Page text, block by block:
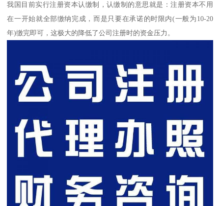
我国目前实行注册资本认缴制，认缴制的意思就是：注册资本不用
在一开始就全部缴纳完成，而是只要在承诺的时限内(一般为10-20
年)缴完即可，这极大的降低了公司注册时的资金压力。